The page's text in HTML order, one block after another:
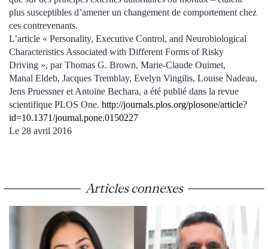
plus susceptibles d’amener un changement de comportement chez
ces contrevenants.
L’article « Personality, Executive Control, and Neurobiological
Characteristics Associated with Different Forms of Risky
Driving », par Thomas G. Brown, Marie-Claude Ouimet,
Manal Eldeb, Jacques Tremblay, Evelyn Vingilis, Louise Nadeau,
Jens Pruessner et Antoine Bechara, a été publié dans la revue
scientifique PLOS One. http://journals.plos.org/plosone/article?
id=10.1371/journal.pone.0150227
Le 28 avril 2016
Articles connexes